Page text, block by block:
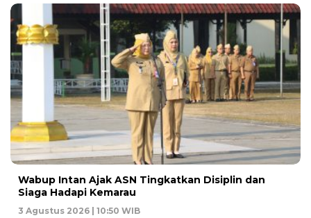
Wabup Intan Ajak ASN Tingkatkan Disiplin dan
Siaga Hadapi Kemarau
3 Agustus 2026 | 10:50 WIB